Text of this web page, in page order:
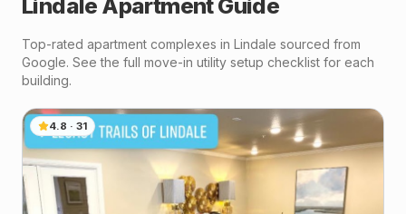
Lindale Apartment Guide
Top-rated apartment complexes in Lindale sourced from
Google. See the full move-in utility setup checklist for each
building.
4.8 · 31